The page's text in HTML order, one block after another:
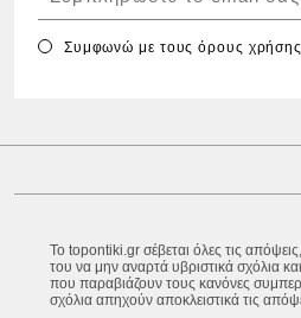
Συμφωνώ με τουςόρους χρήσης
Το topontiki.gr σέβεται όλες τις
του να μην αναρτά υβριστικά σχόλια
που παραβιάζουν τους κανόνες
σχόλια απηχούν αποκλειστικά τις